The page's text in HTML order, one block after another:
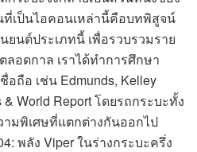
เป็นไอคอนเหล่านี้คือบทพิสูจน์
นต์ประเภทนี้ เพื่อรวบรวมราย
อดกาล เราได้ทำการศึกษา
ถือ เช่น Edmunds, Kelley
World Report โดยรถกระบะทั้ง
มพิเศษที่แตกต่างกันออกไป
พลัง Viper ในร่างกระบะครึ่ง